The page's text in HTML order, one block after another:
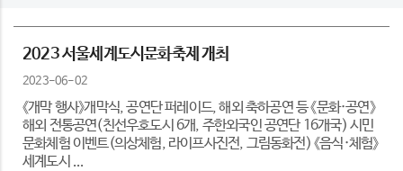
2023 서울세계도시문화축제 개최
2023-06-02
《개막 행사》개막식, 공연단 퍼레이드, 해외 축하공연 등 《문화·공연》
해외 전통공연(친선우호도시 6개, 주한외국인 공연단 16개국) 시민
문화체험 이벤트(의상체험, 라이프사진전, 그림동화전) 《음식·체험》
세계도시 ...